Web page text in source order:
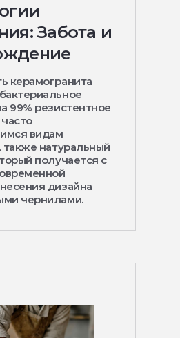
Забота и
керамогранита
99% резистентное
видам
также натуральный
получается с
дизайна
чернилами.